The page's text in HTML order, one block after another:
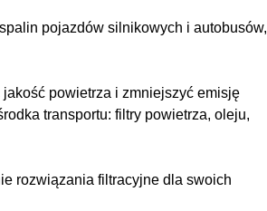
pojazdów silnikowych i autobusów,
powietrza i zmniejszyć emisję
transportu: filtry powietrza, oleju,
rozwiązania filtracyjne dla swoich